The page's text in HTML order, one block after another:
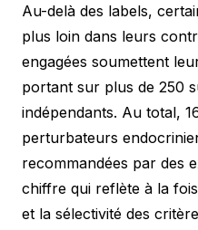
Au-delà des labels,
plus loin dans leurs
engagées soumettent
portant sur plus de 250
indépendants. Au total,
perturbateurs
recommandées par des
chiffre qui reflète à la
et la sélectivité des